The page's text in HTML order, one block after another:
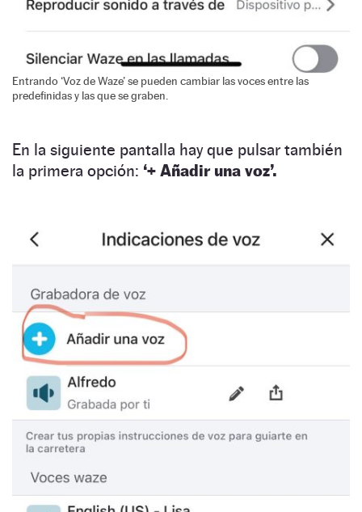
Entrando ‘Voz de Waze’ se pueden cambiar las voces entre las
predefinidas y las que se graben.
En la siguiente pantalla hay que pulsar también
la primera opción: ‘+ Añadir una voz’.